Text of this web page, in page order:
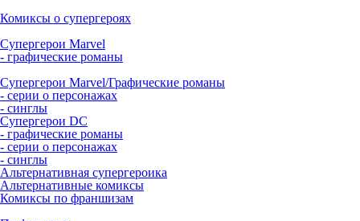
Комиксы о супергероях
Супергерои Marvel
- графические романы
Супергерои Marvel/Графические романы
- серии о персонажах
- синглы
Супергерои DC
- графические романы
- серии о персонажах
- синглы
Альтернативная супергероика
Альтернативные комиксы
Комиксы по франшизам